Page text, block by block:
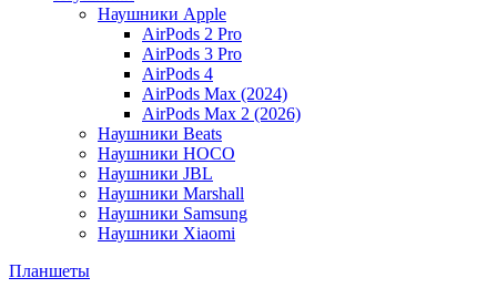
Наушники Apple
AirPods 2 Pro
AirPods 3 Pro
AirPods 4
AirPods Max (2024)
AirPods Max 2 (2026)
Наушники Beats
Наушники HOCO
Наушники JBL
Наушники Marshall
Наушники Samsung
Наушники Xiaomi
Планшеты